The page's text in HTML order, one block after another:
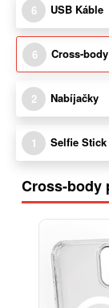
6 USB Káble
6 Cross-body
2 Nabíjačky
1 Selfie Stick
Cross-body